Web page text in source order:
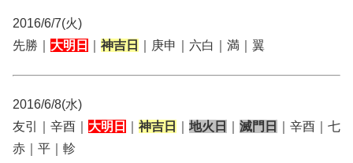
2016/6/7(火)
先勝｜ 大明日 神吉日 ｜庚申｜六白｜満｜翼
2016/6/8(水)
友引｜辛酉｜ 大明日 神吉日 地火日 滅門日
｜辛酉｜七
赤｜平｜軫